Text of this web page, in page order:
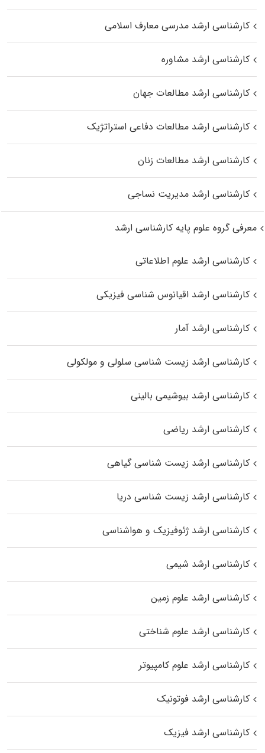
کارشناسی ارشد مدرسی معارف اسلامی
کارشناسی ارشد مشاوره
کارشناسی ارشد مطالعات جهان
کارشناسی ارشد مطالعات دفاعی استراتژیک
کارشناسی ارشد مطالعات زنان
کارشناسی ارشد مدیریت نساجی
معرفی گروه علوم پایه کارشناسی ارشد
کارشناسی ارشد علوم اطلاعاتی
کارشناسی ارشد اقیانوس‌ شناسی فیزیکی
کارشناسی ارشد آمار
کارشناسی ارشد زیست شناسی سلولی و مولکولی
کارشناسی ارشد بیوشیمی بالینی
کارشناسی ارشد ریاضی
کارشناسی ارشد زیست‌ شناسی گیاهی
کارشناسی ارشد زیست‌ شناسی دریا
کارشناسی ارشد ژئوفیزیک و هواشناسی
کارشناسی ارشد شیمی
کارشناسی ارشد علوم زمین
کارشناسی ارشد علوم شناختی
کارشناسی ارشد علوم کامپیوتر
کارشناسی ارشد فوتونیک
کارشناسی ارشد فیزیک